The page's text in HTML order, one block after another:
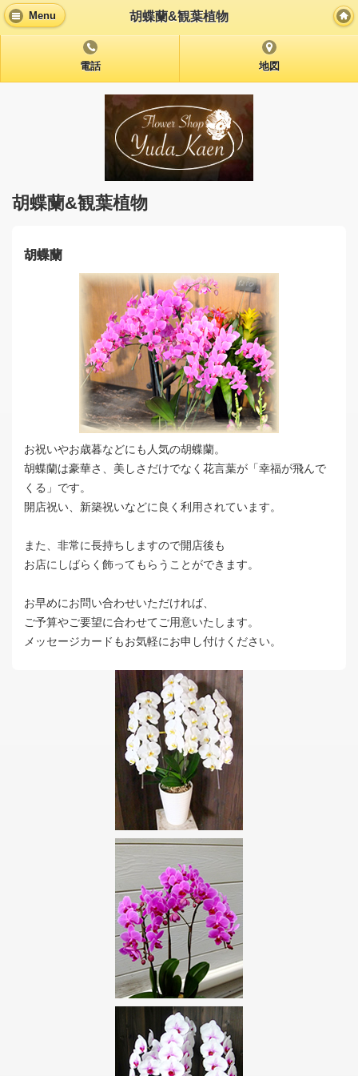
Menu 胡蝶蘭&観葉植物
電話 地図
胡蝶蘭&観葉植物
胡蝶蘭
お祝いやお歳暮などにも人気の胡蝶蘭。
胡蝶蘭は豪華さ、美しさだけでなく花言葉が「幸福が飛んで
くる」です。
開店祝い、新築祝いなどに良く利用されています。
また、非常に長持ちしますので開店後も
お店にしばらく飾ってもらうことができます。
お早めにお問い合わせいただければ、
ご予算やご要望に合わせてご用意いたします。
メッセージカードもお気軽にお申し付けください。